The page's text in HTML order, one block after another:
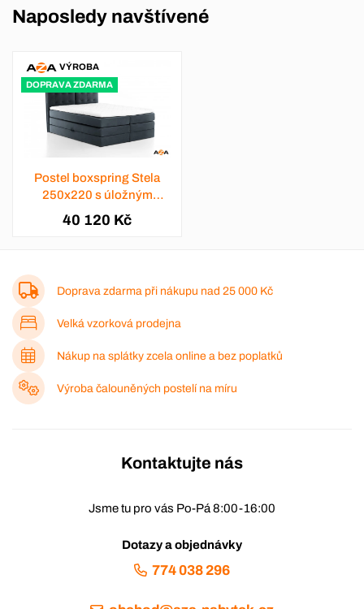
Naposledy navštívené
VÝROBA
DOPRAVA ZDARMA
Postel boxspring Stela
250x220 s úložným
prostorem - výběr barev
40 120 Kč
Doprava zdarma při nákupu nad 25 000 Kč
Velká vzorková prodejna
Nákup na splátky zcela online a bez poplatků
Výroba čalouněných postelí na míru
Kontaktujte nás
Jsme tu pro vás Po-Pá 8:00-16:00
Dotazy a objednávky
774 038 296